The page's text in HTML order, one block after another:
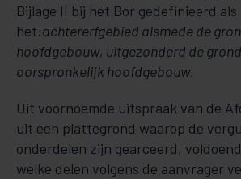
Bijlage II bij het Bor gedefinieerd als
het:achtererfgebied alsmede de
hoofdgebouw, uitgezonderd de
oorspronkelijk hoofdgebouw.
Uit voornoemde uitspraak van de
uit een plattegrond waarop de
onderdelen zijn gearceerd,
welke delen volgens de aanvrager